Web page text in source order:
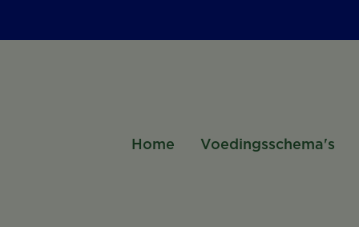
Home Voedingsschema's